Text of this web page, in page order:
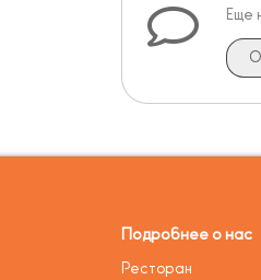
Еще
Подробнее о нас
Ресторан